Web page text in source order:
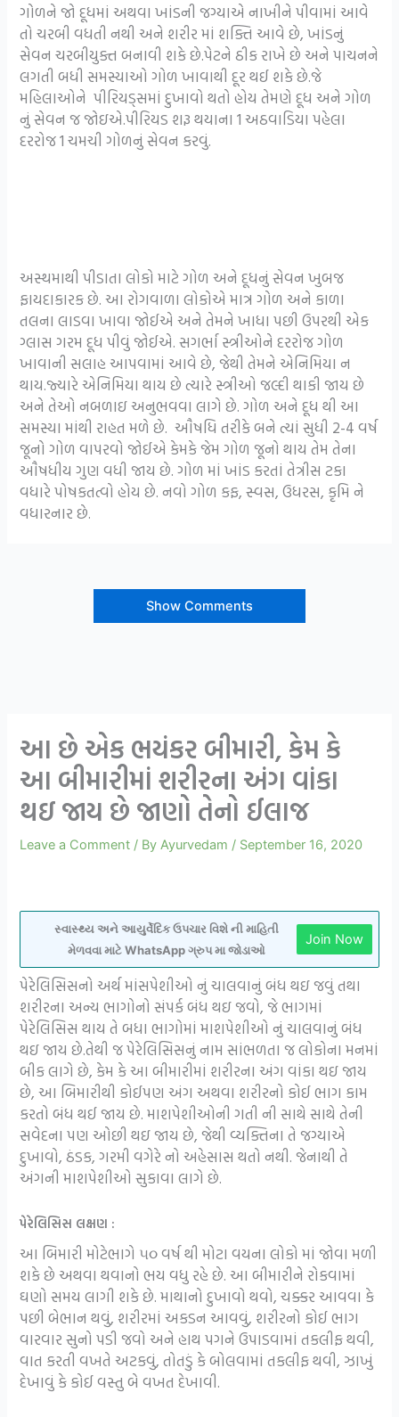
ગોળને જો દૂધમાં અથવા ખાંડની જગ્યાએ નાખીને પીવામાં આવે
તો ચરબી વધતી નથી અને શરીર માં શક્તિ આવે છે, ખાંડનું
સેવન ચરબીયુક્ત બનાવી શકે છે.પેટને ઠીક રાખે છે અને પાચનને
લગતી બધી સમસ્યાઓ ગોળ ખાવાથી દૂર થઈ શકે છે.જે
મહિલાઓને પીરિયડ્સમાં દુખાવો થતો હોય તેમણે દૂધ અને ગોળ
નું સેવન જ જોઇએ.પીરિયડ શરૂ થયાના 1 અઠવાડિયા પહેલા
દરરોજ 1 ચમચી ગોળનું સેવન કરવું.
અસ્થમાથી પીડાતા લોકો માટે ગોળ અને દૂધનું સેવન ખુબજ
ફાયદાકારક છે. આ રોગવાળા લોકોએ માત્ર ગોળ અને કાળા
તલના લાડવા ખાવા જોઈએ અને તેમને ખાધા પછી ઉપરથી એક
ગ્લાસ ગરમ દૂધ પીવું જોઈએ. સગર્ભા સ્ત્રીઓને દરરોજ ગોળ
ખાવાની સલાહ આપવામાં આવે છે, જેથી તેમને એનિમિયા ન
થાય.જ્યારે એનિમિયા થાય છે ત્યારે સ્ત્રીઓ જલ્દી થાકી જાય છે
અને તેઓ નબળાઇ અનુભવવા લાગે છે. ગોળ અને દૂધ થી આ
સમસ્યા માંથી રાહત મળે છે. ઔષધિ તરીકે બને ત્યાં સુધી 2-4 વર્ષ
જૂનો ગોળ વાપરવો જોઈએ કેમકે જેમ ગોળ જૂનો થાય તેમ તેના
ઔષધીય ગુણ વધી જાય છે. ગોળ માં ખાંડ કરતાં તેત્રીસ ટકા
વધારે પોષકતત્વો હોય છે. નવો ગોળ કફ, સ્વસ, ઉધરસ, કૃમિ ને
વધારનાર છે.
Show Comments
આ છે એક ભયંકર બીમારી, કેમ કે
આ બીમારીમાં શરીરના અંગ વાંકા
થઇ જાય છે જાણો તેનો ઈલાજ
Leave a Comment / ByAyurvedam / September 16, 2020
સ્વાસ્થ્ય અને આયુર્વેદિક ઉપચાર વિશે ની માહિતી
મેળવવા માટે WhatsApp ગ્રુપ મા જોડાઓ
Join Now
પેરેલિસિસનો અર્થ માંસપેશીઓ નું ચાલવાનું બંધ થઇ જવું તથા
શરીરના અન્ય ભાગોનો સંપર્ક બંધ થઇ જવો, જે ભાગમાં
પેરેલિસિસ થાય તે બધા ભાગોમાં માશપેશીઓ નું ચાલવાનું બંધ
થઇ જાય છે.તેથી જ પેરેલિસિસનું નામ સાંભળતા જ લોકોના મનમાં
બીક લાગે છે, કેમ કે આ બીમારીમાં શરીરના અંગ વાંકા થઇ જાય
છે, આ બિમારીથી કોઈપણ અંગ અથવા શરીરનો કોઈ ભાગ કામ
કરતો બંધ થઈ જાય છે. માશપેશીઓની ગતી ની સાથે સાથે તેની
સવેદના પણ ઓછી થઇ જાય છે, જેથી વ્યક્તિના તે જગ્યાએ
દુખાવો, ઠંડક, ગરમી વગેરે નો અહેસાસ થતો નથી. જેનાથી તે
અંગની માશપેશીઓ સુકાવા લાગે છે.
પેરેલિસિસ લક્ષણ :
આ બિમારી મોટેભાગે ૫૦ વર્ષ થી મોટા વયના લોકો માં જોવા મળી
શકે છે અથવા થવાનો ભય વધુ રહે છે. આ બીમારીને રોકવામાં
ઘણો સમય લાગી શકે છે. માથાનો દુખાવો થવો, ચક્કર આવવા કે
પછી બેભાન થવું, શરીરમાં અકડન આવવું, શરીરનો કોઈ ભાગ
વારવાર સુનો પડી જવો અને હાથ પગને ઉપાડવામાં તકલીફ થવી,
વાત કરતી વખતે અટકવું, તોતડું કે બોલવામાં તકલીફ થવી, ઝાખું
દેખાવું કે કોઈ વસ્તુ બે વખત દેખાવી.